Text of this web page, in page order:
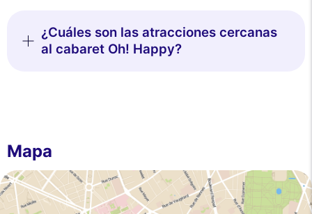
¿Cuáles son las atracciones cercanas
al cabaret Oh! Happy?
Mapa